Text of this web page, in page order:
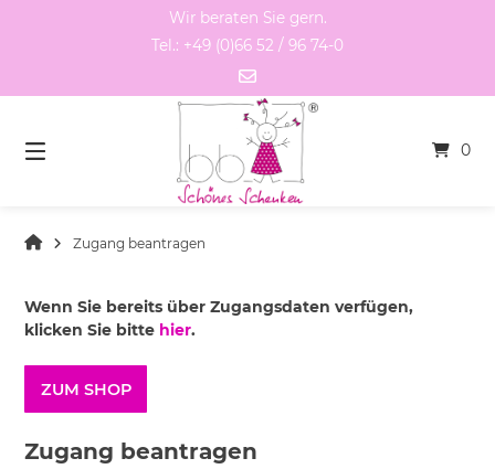
Wir beraten Sie gern.
Tel.: +49 (0)66 52 / 96 74-0
0
Zugang beantragen
Wenn Sie bereits über Zugangsdaten verfügen,
klicken Sie bitte hier.
ZUM SHOP
Zugang beantragen